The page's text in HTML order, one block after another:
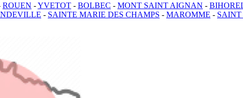
ROUEN -YVETOT - BOLBEC - MONT SAINT AIGNAN -
- SAINTE MARIE DES CHAMPS - MAROMME -